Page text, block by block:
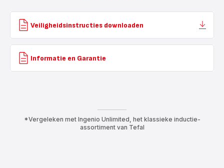
Veiligheidsinstructies downloaden
Informatie en Garantie
*Vergeleken met Ingenio Unlimited, het klassieke inductie-
assortiment van Tefal